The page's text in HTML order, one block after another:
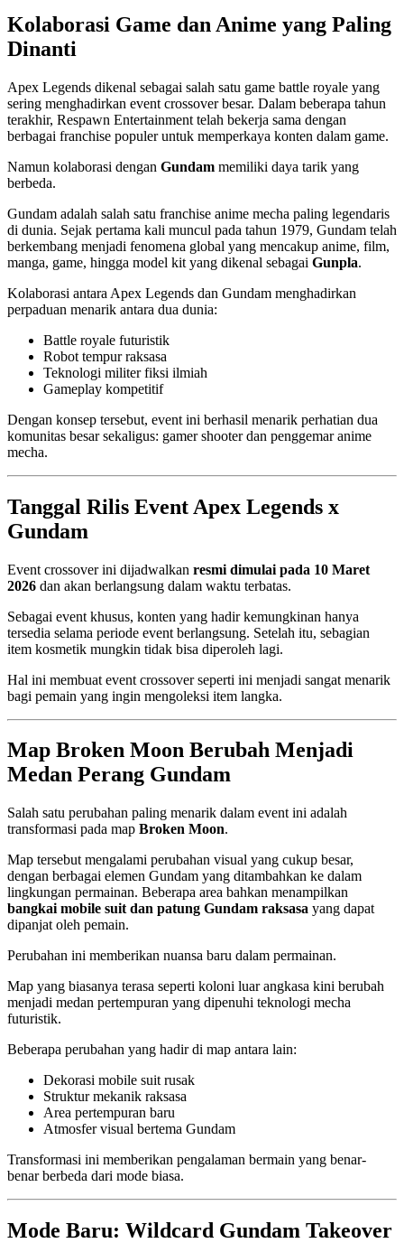
Kolaborasi Game dan Anime yang Paling
Dinanti
Apex Legends dikenal sebagai salah satu game battle royale yang
sering menghadirkan event crossover besar. Dalam beberapa tahun
terakhir, Respawn Entertainment telah bekerja sama dengan
berbagai franchise populer untuk memperkaya konten dalam game.
Namun kolaborasi dengan Gundam memiliki daya tarik yang
berbeda.
Gundam adalah salah satu franchise anime mecha paling legendaris
di dunia. Sejak pertama kali muncul pada tahun 1979, Gundam telah
berkembang menjadi fenomena global yang mencakup anime, film,
manga, game, hingga model kit yang dikenal sebagai Gunpla.
Kolaborasi antara Apex Legends dan Gundam menghadirkan
perpaduan menarik antara dua dunia:
Battle royale futuristik
Robot tempur raksasa
Teknologi militer fiksi ilmiah
Gameplay kompetitif
Dengan konsep tersebut, event ini berhasil menarik perhatian dua
komunitas besar sekaligus: gamer shooter dan penggemar anime
mecha.
Tanggal Rilis Event Apex Legends x
Gundam
Event crossover ini dijadwalkan resmi dimulai pada 10 Maret
2026 dan akan berlangsung dalam waktu terbatas.
Sebagai event khusus, konten yang hadir kemungkinan hanya
tersedia selama periode event berlangsung. Setelah itu, sebagian
item kosmetik mungkin tidak bisa diperoleh lagi.
Hal ini membuat event crossover seperti ini menjadi sangat menarik
bagi pemain yang ingin mengoleksi item langka.
Map Broken Moon Berubah Menjadi
Medan Perang Gundam
Salah satu perubahan paling menarik dalam event ini adalah
transformasi pada map Broken Moon.
Map tersebut mengalami perubahan visual yang cukup besar,
dengan berbagai elemen Gundam yang ditambahkan ke dalam
lingkungan permainan. Beberapa area bahkan menampilkan
bangkai mobile suit dan patung Gundam raksasa yang dapat
dipanjat oleh pemain.
Perubahan ini memberikan nuansa baru dalam permainan.
Map yang biasanya terasa seperti koloni luar angkasa kini berubah
menjadi medan pertempuran yang dipenuhi teknologi mecha
futuristik.
Beberapa perubahan yang hadir di map antara lain:
Dekorasi mobile suit rusak
Struktur mekanik raksasa
Area pertempuran baru
Atmosfer visual bertema Gundam
Transformasi ini memberikan pengalaman bermain yang benar-
benar berbeda dari mode biasa.
Mode Baru: Wildcard Gundam Takeover